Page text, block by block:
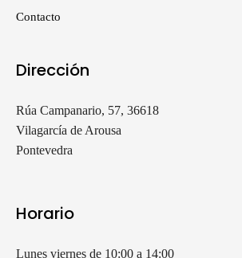
Contacto
Dirección
Rúa Campanario, 57, 36618
Vilagarcía de Arousa
Pontevedra
Horario
Lunes viernes de 10:00 a 14:00